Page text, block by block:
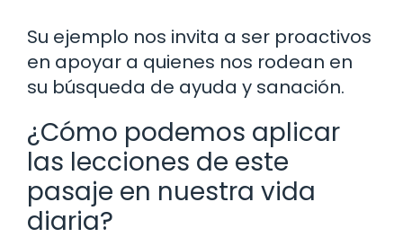
Su ejemplo nos invita a ser proactivos
en apoyar a quienes nos rodean en
su búsqueda de ayuda y sanación.
¿Cómo podemos aplicar
las lecciones de este
pasaje en nuestra vida
diaria?